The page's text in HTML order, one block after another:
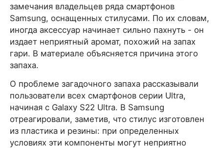
замечания владельцев ряда смартфонов
Samsung, оснащенных стилусами. По их словам,
иногда аксессуар начинает сильно пахнуть - он
издает неприятный аромат, похожий на запах
гари. В материале объясняется причина этого
запаха.
О проблеме загадочного запаха рассказывали
пользователи всех смартфонов серии Ultra,
начиная с Galaxy S22 Ultra. В Samsung
отреагировали, заметив, что стилус изготовлен
из пластика и резины: при определенных
условиях эти компоненты могут неприятно